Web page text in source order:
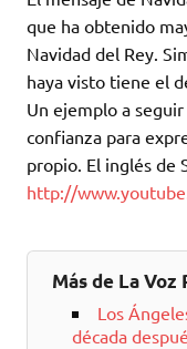
que ha obtenido
Navidad del Rey.
haya visto tiene el
Un ejemplo a
confianza para
propio. El inglés de
http://
Más de La Voz
Los
década